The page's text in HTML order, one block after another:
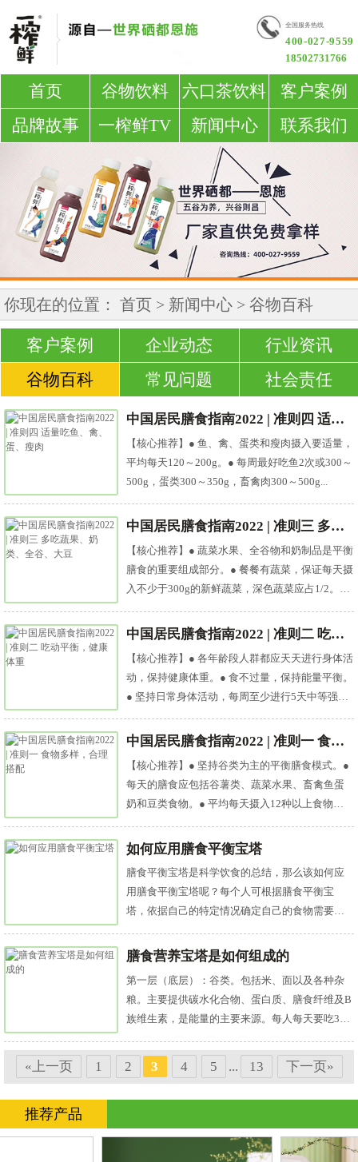
全国服务热线
400-027-9559
18502731766
首页 谷物饮料 六口茶饮料
客户案例
品牌故事
一榨鲜TV 新闻中心 联系我们
你现在的位置： 首页 > 新闻中心 > 谷物百科
客户案例 企业动态
行业资讯
谷物百科
常见问题 社会责任
中国居民膳食指南2022 | 准则四 适量吃鱼、禽、蛋、瘦肉
【核心推荐】● 鱼、禽、蛋类和瘦肉摄入要适量，
平均每天120～200g。● 每周最好吃鱼2次或300～
500g，蛋类300～350g，畜禽肉300～500g...
中国居民膳食指南2022 | 准则三 多吃蔬果、奶类、全谷、大豆
【核心推荐】● 蔬菜水果、全谷物和奶制品是平衡
膳食的重要组成部分。● 餐餐有蔬菜，保证每天摄
入不少于300g的新鲜蔬菜，深色蔬菜应占1/2。●
中国居民膳食指南2022 | 准则二 吃动平衡，健康体重
【核心推荐】● 各年龄段人群都应天天进行身体活
动，保持健康体重。● 食不过量，保持能量平衡。
● 坚持日常身体活动，每周至少进行5天中等强度
中国居民膳食指南2022 | 准则一 食物多样，合理搭配
【核心推荐】● 坚持谷类为主的平衡膳食模式。●
每天的膳食应包括谷薯类、蔬菜水果、畜禽鱼蛋
奶和豆类食物。● 平均每天摄入12种以上食物，
如何应用膳食平衡宝塔
膳食平衡宝塔是科学饮食的总结，那么该如何应
用膳食平衡宝塔呢？每个人可根据膳食平衡宝
塔，依据自己的特定情况确定自己的食物需要
膳食营养宝塔是如何组成的
第一层（底层）：谷类。包括米、面以及各种杂
粮。主要提供碳水化合物、蛋白质、膳食纤维及B
族维生素，是能量的主要来源。每人每天要吃300
«上一页 1 2 3 4 5 ... 13 下一页»
推荐产品